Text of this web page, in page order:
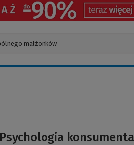
Psychologia konsumenta